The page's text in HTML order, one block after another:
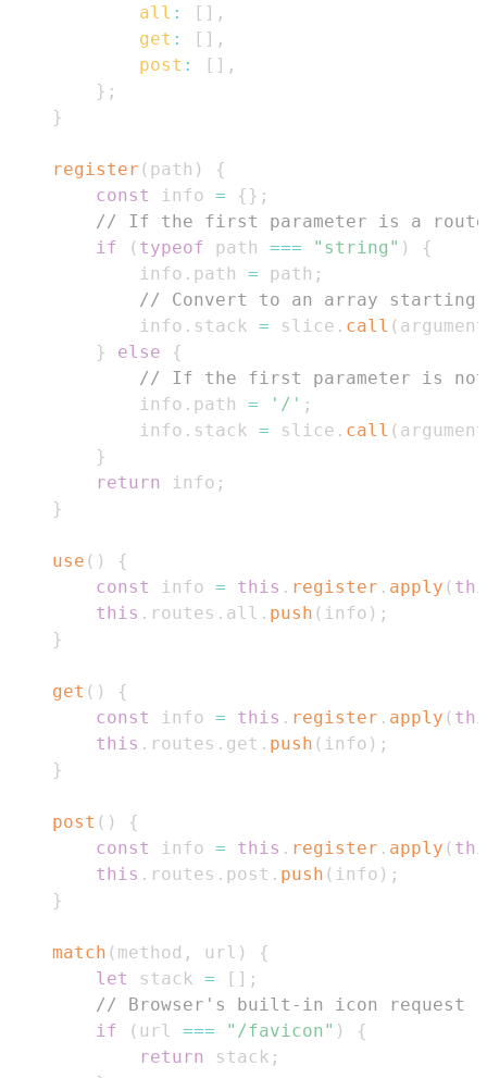
all : [ ] ,
get : [ ] ,
post : [ ] ,
} ;
}
register ( path )
{
const
info = { } ;
// If the first parameter is a route
if
( typeof path === "string" )
{
            info
. path = path ;
// Convert to an array starting
            info
. stack = slice . call (
}
else
{
// If the first parameter is
            info
. path = '/' ;
            info
. stack = slice . call (
}
return
info ;
}
use ( )
{
const
info = this . register . apply (
this . routes . all . push ( info ) ;
}
get ( )
{
const
info = this . register . apply (
this . routes . get . push ( info ) ;
}
post ( )
{
const
info = this . register . apply (
this . routes . post . push ( info ) ;
}
match ( method , url )
{
let
stack = [ ] ;
// Browser's built-in icon request
if
( url === "/favicon" )
{
return
stack ;